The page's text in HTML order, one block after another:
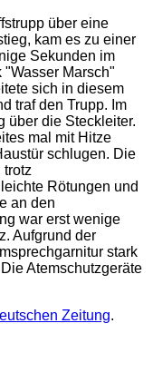
über eine
kam es zu einer
Sekunden im
Marsch"
sich in diesem
traf den Trupp. Im
über die Steckleiter.
mal mit Hitze
schlugen. Die
trotz
Rötungen und
an den
war erst wenige
Aufgrund der
stark
Atemschutzgeräte
Zeitung.